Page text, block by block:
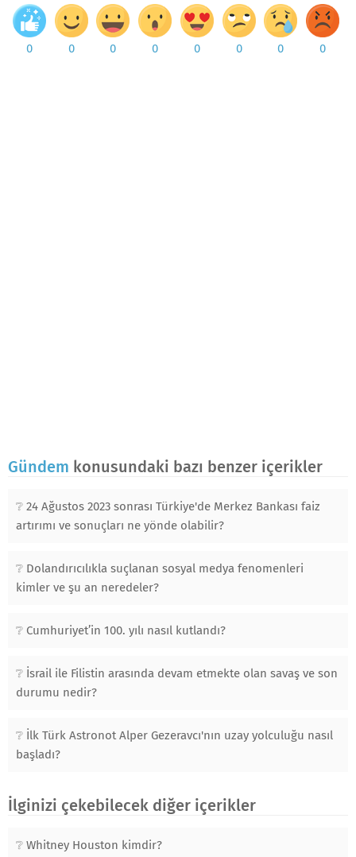
0 0 0 0 0 0 0 0
Gündem konusundaki bazı benzer içerikler
24 Ağustos 2023 sonrası Türkiye'de Merkez Bankası faiz
artırımı ve sonuçları ne yönde olabilir?
Dolandırıcılıkla suçlanan sosyal medya fenomenleri
kimler ve şu an neredeler?
Cumhuriyet’in 100. yılı nasıl kutlandı?
İsrail ile Filistin arasında devam etmekte olan savaş ve son
durumu nedir?
İlk Türk Astronot Alper Gezeravcı'nın uzay yolculuğu nasıl
başladı?
İlginizi çekebilecek diğer içerikler
Whitney Houston kimdir?